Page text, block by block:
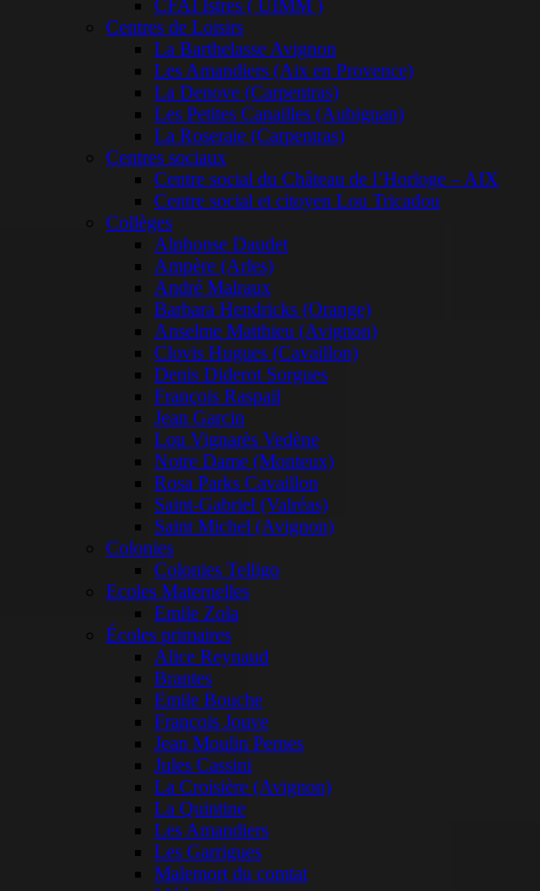
CFAI Istres ( UIMM )
Centres de Loisirs
La Barthelasse Avignon
Les Amandiers (Aix en Provence)
La Denove (Carpentras)
Les Petites Canailles (Aubignan)
La Roseraie (Carpentras)
Centres sociaux
Centre social du Château de l’Horloge – AIX
Centre social et citoyen Lou Tricadou
Collèges
Alphonse Daudet
Ampère (Arles)
André Malraux
Barbara Hendricks (Orange)
Anselme Matthieu (Avignon)
Clovis Hugues (Cavaillon)
Denis Diderot Sorgues
François Raspail
Jean Garcin
Lou Vignarès Vedène
Notre Dame (Monteux)
Rosa Parks Cavaillon
Saint-Gabriel (Valréas)
Saint Michel (Avignon)
Colonies
Colonies Telligo
Ecoles Maternelles
Emile Zola
Écoles primaires
Alice Reynaud
Brantes
Emile Bouche
François Jouve
Jean Moulin Pernes
Jules Cassini
La Croisière (Avignon)
La Quintine
Les Amandiers
Les Garrigues
Malemort du comtat